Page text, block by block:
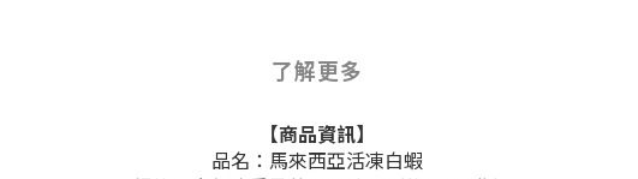
了解更多
【商品資訊】
品名：馬來西亞活凍白蝦